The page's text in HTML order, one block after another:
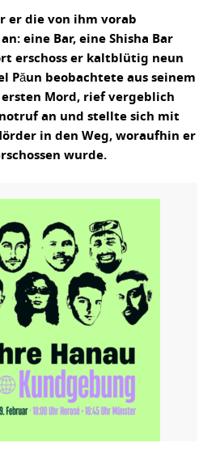
er die von ihm vorab
eine Bar, eine Shisha Bar
erschoss er kaltblütig neun
Păun beobachtete aus seinem
Mord, rief vergeblich
an und stellte sich mit
in den Weg, woraufhin er
wurde.